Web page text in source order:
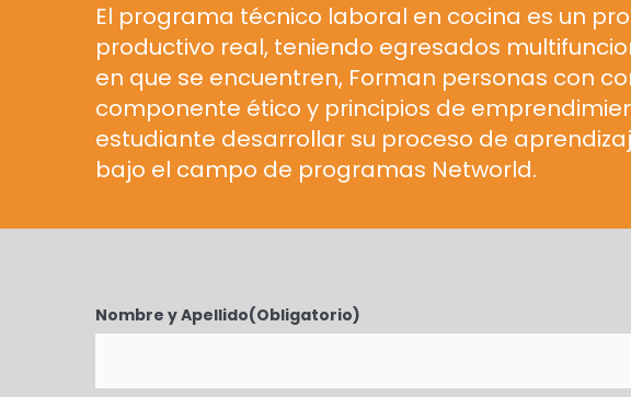
El programa técnico laboral en cocina es un
productivo real, teniendo egresados
en que se encuentren, Forman personas con
componente ético y principios de
estudiante desarrollar su proceso de
bajo el campo de programas Networld.
Nombre y Apellido(Obligatorio)